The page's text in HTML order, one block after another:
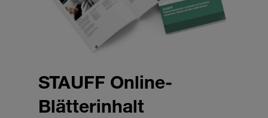
STAUFF Online-
Blätterinhalt